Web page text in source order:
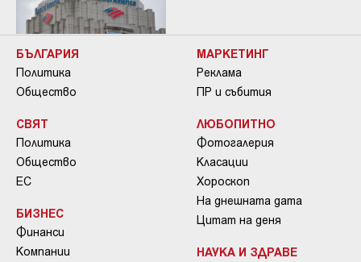
БЪЛГАРИЯ
Политика
Общество
СВЯТ
Политика
Общество
ЕС
БИЗНЕС
Финанси
Компании
МАРКЕТИНГ
Реклама
ПР и събития
ЛЮБОПИТНО
Фотогалерия
Класации
Хороскоп
На днешната дата
Цитат на деня
НАУКА И ЗДРАВЕ